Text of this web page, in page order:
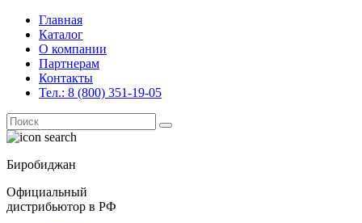
Главная
Каталог
О компании
Партнерам
Контакты
Тел.: 8 (800) 351-19-05
Поиск
for:
Биробиджан
Официальный
дистрибьютор в РФ